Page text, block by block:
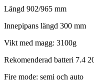
Längd 902/965 mm
Innepipans längd 300 mm
Vikt med magg: 3100g
Rekomenderad batteri 7.4
Fire mode: semi och auto